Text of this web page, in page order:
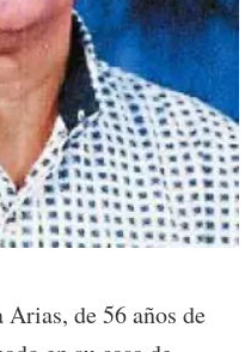
de 56 años de